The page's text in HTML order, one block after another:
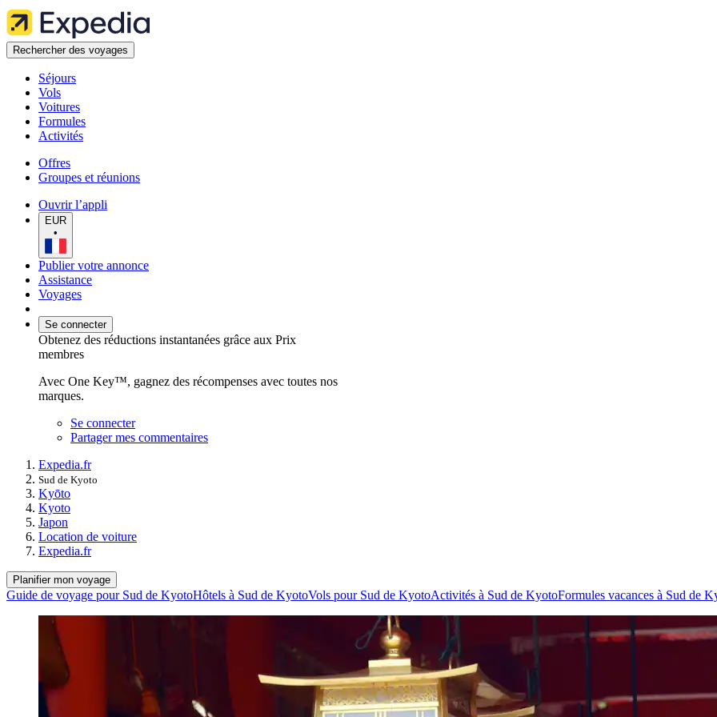
Rechercher des voyages
Séjours
Vols
Voitures
Formules
Activités
Offres
Groupes et réunions
Ouvrir l’appli
EUR
•
Publier votre annonce
Assistance
Voyages
Se connecter
Obtenez des réductions instantanées grâce aux Prix
membres
Avec One Key™, gagnez des récompenses avec toutes nos
marques.
Se connecter
Partager mes commentaires
Expedia.fr
Sud de Kyoto
Kyōto
Kyoto
Japon
Location de voiture
Expedia.fr
Planifier mon voyage
Guide de voyage pour Sud de KyotoHôtels à Sud de KyotoVols pour Sud de KyotoActivités à Sud de KyotoFormules vacances à Sud de